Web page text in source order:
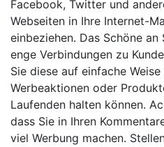
Facebook, Twitter und
Webseiten in Ihre Internet-
einbeziehen. Das Schöne
enge Verbindungen zu
Sie diese auf einfache
Werbeaktionen oder
Laufenden halten können.
dass Sie in Ihren
viel Werbung machen.